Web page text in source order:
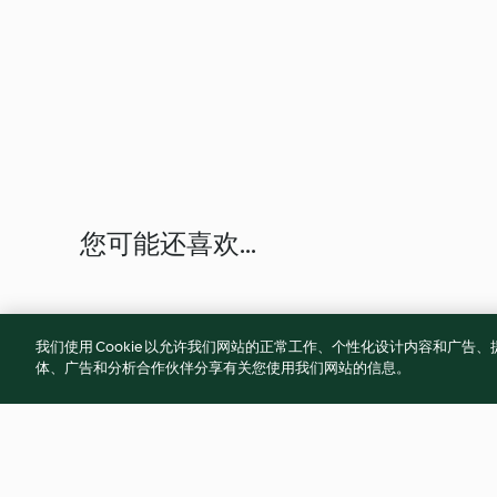
您可能还喜欢...
我们使用 Cookie 以允许我们网站的正常工作、个性化设计内容和广告
体、广告和分析合作伙伴分享有关您使用我们网站的信息。